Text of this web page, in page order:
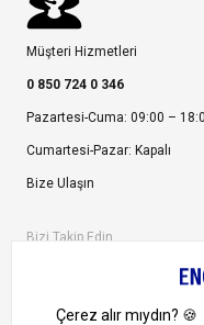
Müşteri Hizmetleri
0 850 724 0 346
Pazartesi-Cuma: 09:00 –
Cumartesi-Pazar: Kapalı
Bize Ulaşın
Bizi Takip Edin